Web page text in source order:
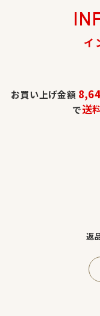
イ
お買い上げ金額
で送
返